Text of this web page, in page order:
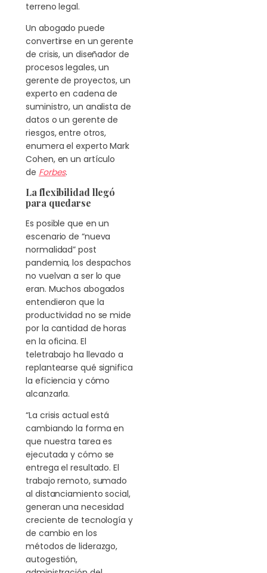
terreno legal.
Un abogado puede
convertirse en un gerente
de crisis, un diseñador de
procesos legales, un
gerente de proyectos, un
experto en cadena de
suministro, un analista de
datos o un gerente de
riesgos, entre otros,
enumera el experto Mark
Cohen, en un artículo
de Forbes.
La flexibilidad llegó
para quedarse
Es posible que en un
escenario de “nueva
normalidad” post
pandemia, los despachos
no vuelvan a ser lo que
eran. Muchos abogados
entendieron que la
productividad no se mide
por la cantidad de horas
en la oficina. El
teletrabajo ha llevado a
replantearse qué significa
la eficiencia y cómo
alcanzarla.
“La crisis actual está
cambiando la forma en
que nuestra tarea es
ejecutada y cómo se
entrega el resultado. El
trabajo remoto, sumado
al distanciamiento social,
generan una necesidad
creciente de tecnología y
de cambio en los
métodos de liderazgo,
autogestión,